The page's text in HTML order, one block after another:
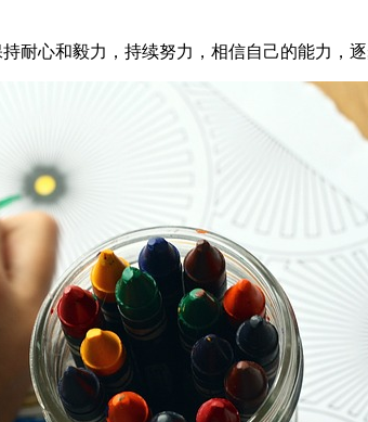
心和毅力，持续努力，相信自己的能力，